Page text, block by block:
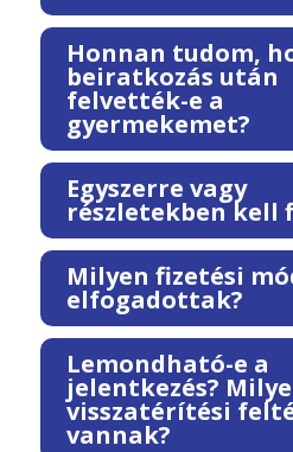
Honnan tudom,
beiratkozás után
felvették-e a
gyermekemet?
Egyszerre vagy
részletekben kell
Milyen fizetési
elfogadottak?
Lemondható-e a
jelentkezés?
visszatérítési
vannak?